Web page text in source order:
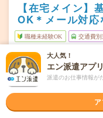
【在宅メイン】
OK＊メール対応
職種未経験OK 交通費別
勤務地
札幌市中央区
さっぽろ駅か
月～金 ※土
大人気！
エン派遣アプリ
派遣のお仕事情報が